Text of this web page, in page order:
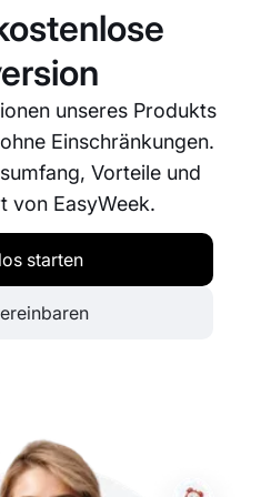
unseres Produkts
Einschränkungen.
Vorteile und
von EasyWeek.
starten